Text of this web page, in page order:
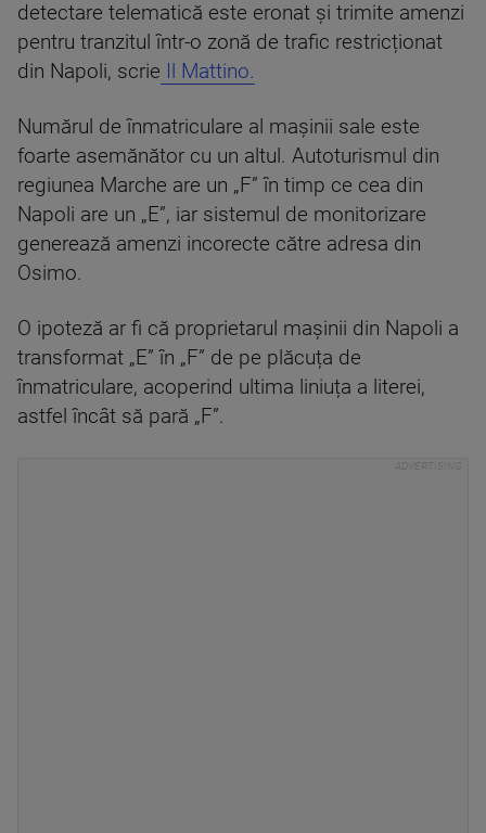
detectare telematică este eronat și trimite amenzi
pentru tranzitul într-o zonă de trafic restricționat
din Napoli, scrie Il Mattino.
Numărul de înmatriculare al mașinii sale este
foarte asemănător cu un altul. Autoturismul din
regiunea Marche are un „F” în timp ce cea din
Napoli are un „E”, iar sistemul de monitorizare
generează amenzi incorecte către adresa din
Osimo.
O ipoteză ar fi că proprietarul mașinii din Napoli a
transformat „E” în „F” de pe plăcuța de
înmatriculare, acoperind ultima liniuța a literei,
astfel încât să pară „F”.